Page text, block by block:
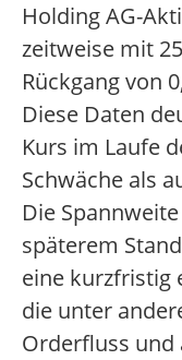
Holding AG-
zeitweise mit
Rückgang von
Diese Daten
Kurs im Laufe
Schwäche als
Die
späterem
eine kurzfristig
die unter
Orderfluss und